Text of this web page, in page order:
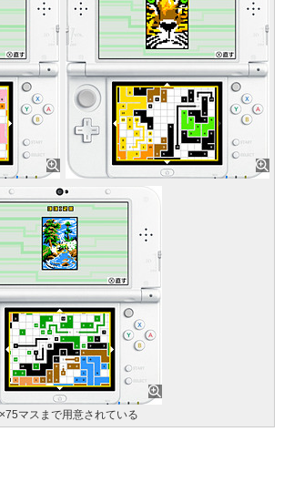
マスまで用意されている